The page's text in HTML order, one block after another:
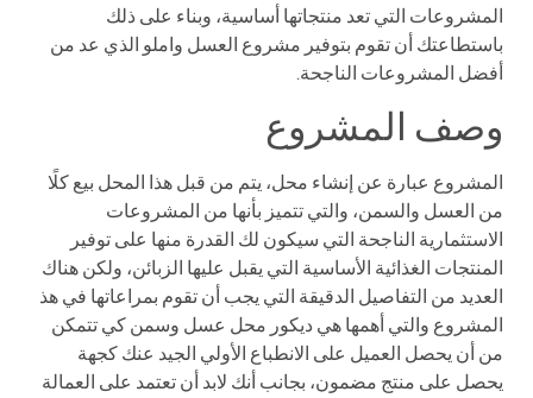
المشروعات التي تعد منتجاتها أساسية، وبناء على ذلك
باستطاعتك أن تقوم بتوفير مشروع العسل واملو الذي عد من
أفضل المشروعات الناجحة.
وصف المشروع
المشروع عبارة عن إنشاء محل، يتم من قبل هذا المحل بيع كلًا
من العسل والسمن، والتي تتميز بأنها من المشروعات
الاستثمارية الناجحة التي سيكون لك القدرة منها على توفير
المنتجات الغذائية الأساسية التي يقبل عليها الزبائن، ولكن هناك
العديد من التفاصيل الدقيقة التي يجب أن تقوم بمراعاتها في هذ
المشروع والتي أهمها هي ديكور محل عسل وسمن كي تتمكن
من أن يحصل العميل على الانطباع الأولي الجيد عنك كجهة
يحصل على منتج مضمون، بجانب أنك لابد أن تعتمد على العمالة